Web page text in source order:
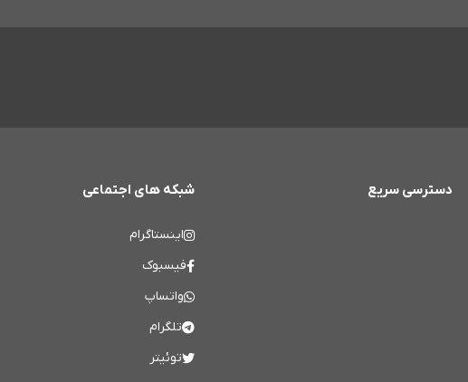
دسترسی سریع شبکه های اجتماعی
اینستاگرام
فیسبوک
واتساپ
تلگرام
توئیتر